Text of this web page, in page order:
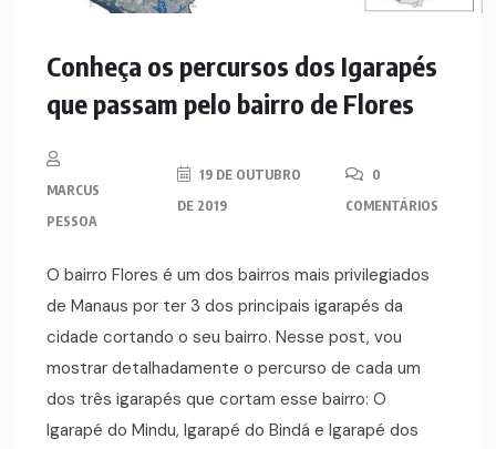
Conheça os percursos dos Igarapés
que passam pelo bairro de Flores
MARCUS
PESSOA
19 DE OUTUBRO
DE 2019
0
COMENTÁRIOS
O bairro Flores é um dos bairros mais privilegiados
de Manaus por ter 3 dos principais igarapés da
cidade cortando o seu bairro. Nesse post, vou
mostrar detalhadamente o percurso de cada um
dos três igarapés que cortam esse bairro: O
Igarapé do Mindu, Igarapé do Bindá e Igarapé dos